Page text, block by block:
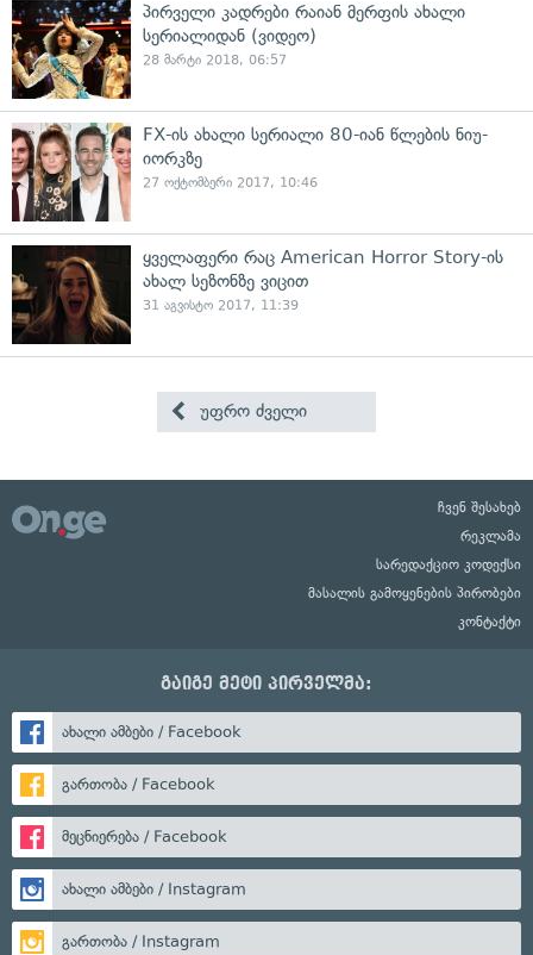
პირველი კადრები რაიან მერფის ახალი
სერიალიდან (ვიდეო)
28 მარტი 2018, 06:57
FX-ის ახალი სერიალი 80-იან წლების ნიუ-
იორკზე
27 ოქტომბერი 2017, 10:46
ყველაფერი რაც American Horror Story-ის
ახალ სეზონზე ვიცით
31 აგვისტო 2017, 11:39
უფრო ძველი
ჩვენ შესახებ
რეკლამა
სარედაქციო კოდექსი
მასალის გამოყენების პირობები
კონტაქტი
გაიგე მეტი პირველმა:
ახალი ამბები / Facebook
გართობა / Facebook
მეცნიერება / Facebook
ახალი ამბები / Instagram
გართობა / Instagram